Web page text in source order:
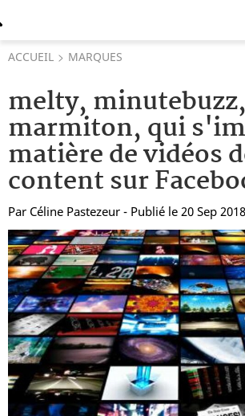
ACCUEIL MARQUES
melty, minutebuzz,
marmiton, qui
matière de vidéos
content sur
Par Céline Pastezeur - Publié le 20 Sep